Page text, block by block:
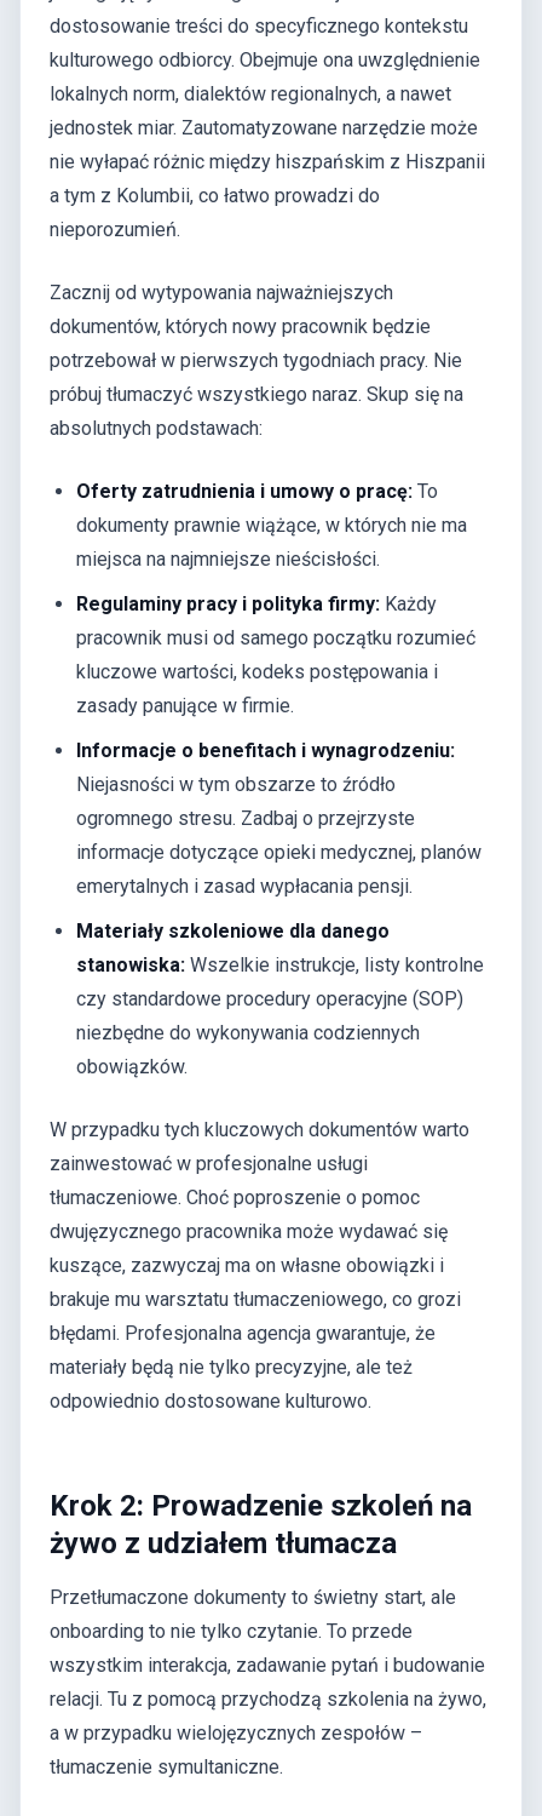
dostosowanie treści do specyficznego kontekstu
kulturowego odbiorcy. Obejmuje ona uwzględnienie
lokalnych norm, dialektów regionalnych, a nawet
jednostek miar. Zautomatyzowane narzędzie może
nie wyłapać różnic między hiszpańskim z Hiszpanii
a tym z Kolumbii, co łatwo prowadzi do
nieporozumień.
Zacznij od wytypowania najważniejszych
dokumentów, których nowy pracownik będzie
potrzebował w pierwszych tygodniach pracy. Nie
próbuj tłumaczyć wszystkiego naraz. Skup się na
absolutnych podstawach:
Oferty zatrudnienia i umowy o pracę: To
dokumenty prawnie wiążące, w których nie ma
miejsca na najmniejsze nieścisłości.
Regulaminy pracy i polityka firmy: Każdy
pracownik musi od samego początku rozumieć
kluczowe wartości, kodeks postępowania i
zasady panujące w firmie.
Informacje o benefitach i wynagrodzeniu:
Niejasności w tym obszarze to źródło
ogromnego stresu. Zadbaj o przejrzyste
informacje dotyczące opieki medycznej, planów
emerytalnych i zasad wypłacania pensji.
Materiały szkoleniowe dla danego
stanowiska: Wszelkie instrukcje, listy kontrolne
czy standardowe procedury operacyjne (SOP)
niezbędne do wykonywania codziennych
obowiązków.
W przypadku tych kluczowych dokumentów warto
zainwestować w profesjonalne usługi
tłumaczeniowe. Choć poproszenie o pomoc
dwujęzycznego pracownika może wydawać się
kuszące, zazwyczaj ma on własne obowiązki i
brakuje mu warsztatu tłumaczeniowego, co grozi
błędami. Profesjonalna agencja gwarantuje, że
materiały będą nie tylko precyzyjne, ale też
odpowiednio dostosowane kulturowo.
Krok 2: Prowadzenie szkoleń na
żywo z udziałem tłumacza
Przetłumaczone dokumenty to świetny start, ale
onboarding to nie tylko czytanie. To przede
wszystkim interakcja, zadawanie pytań i budowanie
relacji. Tu z pomocą przychodzą szkolenia na żywo,
a w przypadku wielojęzycznych zespołów –
tłumaczenie symultaniczne.